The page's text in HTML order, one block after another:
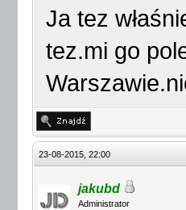
Ja tez
tez.mi go
23-08-2015, 22:00
jakubd
Administrator